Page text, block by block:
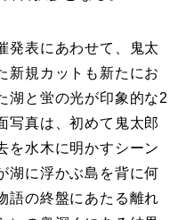
発表にあわせて、鬼太
新規カットも新たにお
湖と蛍の光が印象的な2
写真は、初めて鬼太郎
を水木に明かすシーン
湖に浮かぶ島を背に何
語の終盤にあたる離れ